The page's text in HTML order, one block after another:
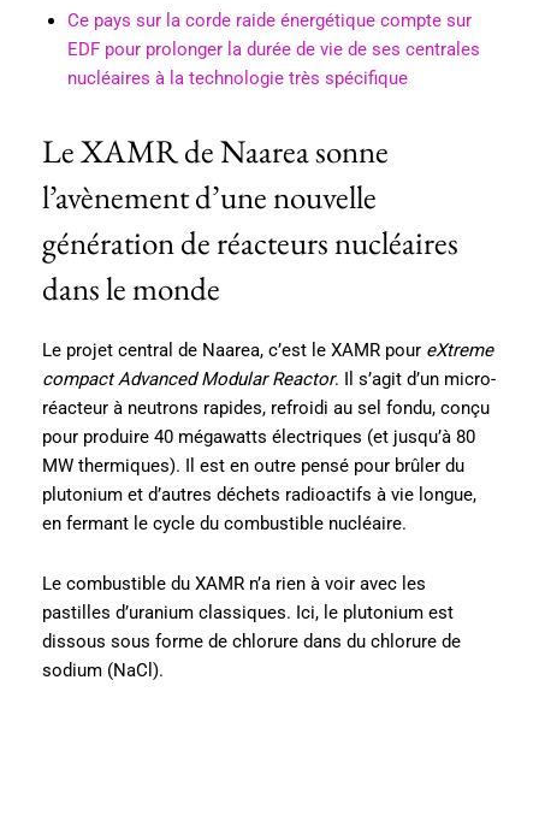
Ce pays sur la corde raide énergétique compte sur
EDF pour prolonger la durée de vie de ses centrales
nucléaires à la technologie très spécifique
Le XAMR de Naarea sonne
l’avènement d’une nouvelle
génération de réacteurs nucléaires
dans le monde
Le projet central de Naarea, c’est le XAMR pour eXtreme
compact Advanced Modular Reactor. Il s’agit d’un micro-
réacteur à neutrons rapides, refroidi au sel fondu, conçu
pour produire 40 mégawatts électriques (et jusqu’à 80
MW thermiques). Il est en outre pensé pour brûler du
plutonium et d’autres déchets radioactifs à vie longue,
en fermant le cycle du combustible nucléaire.
Le combustible du XAMR n’a rien à voir avec les
pastilles d’uranium classiques. Ici, le plutonium est
dissous sous forme de chlorure dans du chlorure de
sodium (NaCl).